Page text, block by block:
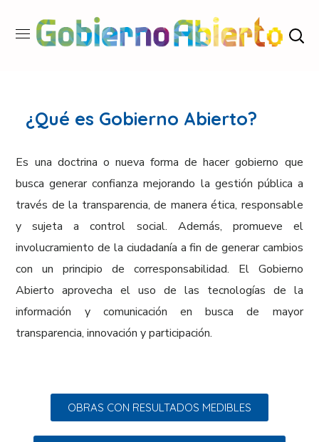
¿Qué es Gobierno Abierto?
Es una doctrina o nueva forma de hacer gobierno que
busca generar confianza mejorando la gestión pública a
través de la transparencia, de manera ética, responsable
y sujeta a control social. Además, promueve el
involucramiento de la ciudadanía a fin de generar cambios
con un principio de corresponsabilidad. El Gobierno
Abierto aprovecha el uso de las tecnologías de la
información y comunicación en busca de mayor
transparencia, innovación y participación.
OBRAS CON RESULTADOS MEDIBLES